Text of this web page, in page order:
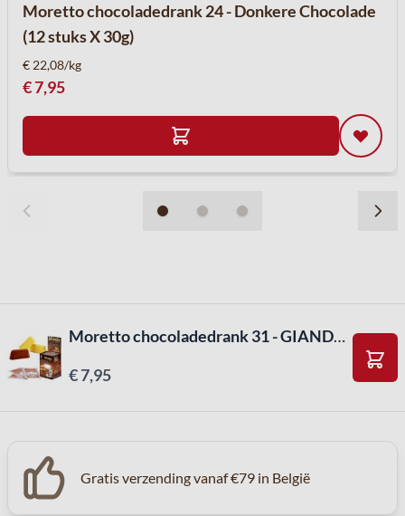
Moretto chocoladedrank 24 - Donkere Chocolade
(12 stuks X 30g)
€ 22,08/kg
€ 7,95
Moretto chocoladedrank 31 - GIANDUIA (12 stuks X 30g)
€ 7,95
In
Gratis verzending vanaf €79 in België